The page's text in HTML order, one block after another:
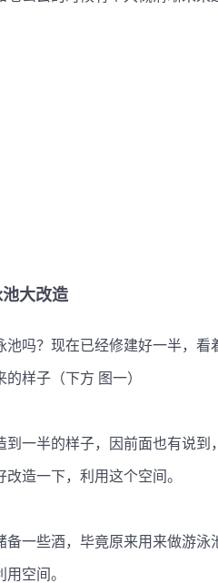
大改造
池吗？现在已经修建好一半，看
样子（下方 图一）
到一半的样子，因前面也有说
造一下，利用这个空间。
备一些酒，毕竟原来用来做游
空间。